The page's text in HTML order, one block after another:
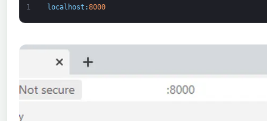
1 localhost :8000